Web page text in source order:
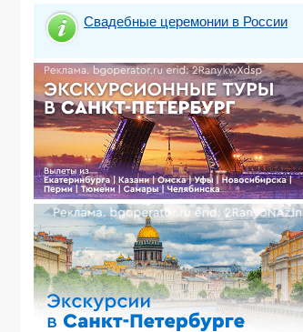
Свадебные церемонии в России